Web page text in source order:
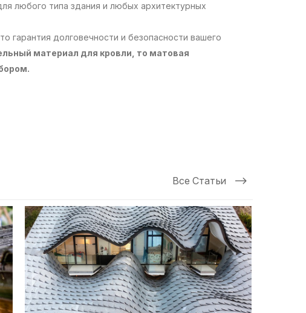
любого типа здания и любых архитектурных
гарантия долговечности и безопасности вашего
материал для кровли, то матовая
Все Статьи